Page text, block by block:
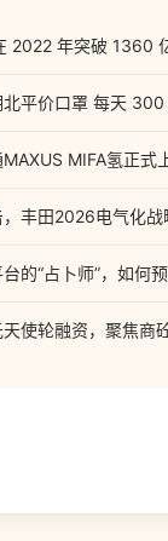
2022 年突破 1360
平价口罩 每天
MIFA氢正式
丰田2026电气化战
的“占卜师”，如何
使轮融资，聚焦商